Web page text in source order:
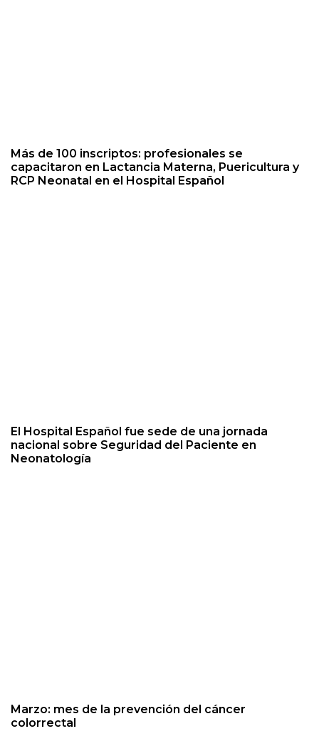
Más de 100 inscriptos: profesionales se
capacitaron en Lactancia Materna, Puericultura y
RCP Neonatal en el Hospital Español
El Hospital Español fue sede de una jornada
nacional sobre Seguridad del Paciente en
Neonatología
Marzo: mes de la prevención del cáncer
colorrectal